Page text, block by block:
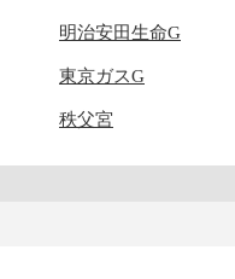
明治安田生命G
東京ガスG
秩父宮